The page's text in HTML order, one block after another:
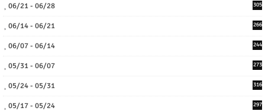
06/21 - 06/28 305
06/14 - 06/21 266
06/07 - 06/14 244
05/31 - 06/07 273
05/24 - 05/31 316
05/17 - 05/24 297